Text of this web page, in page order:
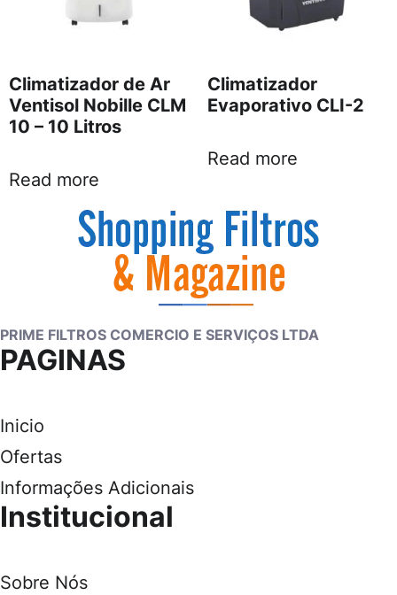
Climatizador de Ar
Ventisol Nobille CLM
10 – 10 Litros
Read more
Climatizador
Evaporativo CLI-2
Read more
PRIME FILTROS COMERCIO E SERVIÇOS LTDA
PAGINAS
Inicio
Ofertas
Informações Adicionais
Institucional
Sobre Nós